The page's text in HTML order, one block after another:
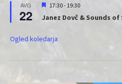
AVG
22
Priporočeni
17:30- 19:30
Janez Dovč & Sounds
Ogled koledarja